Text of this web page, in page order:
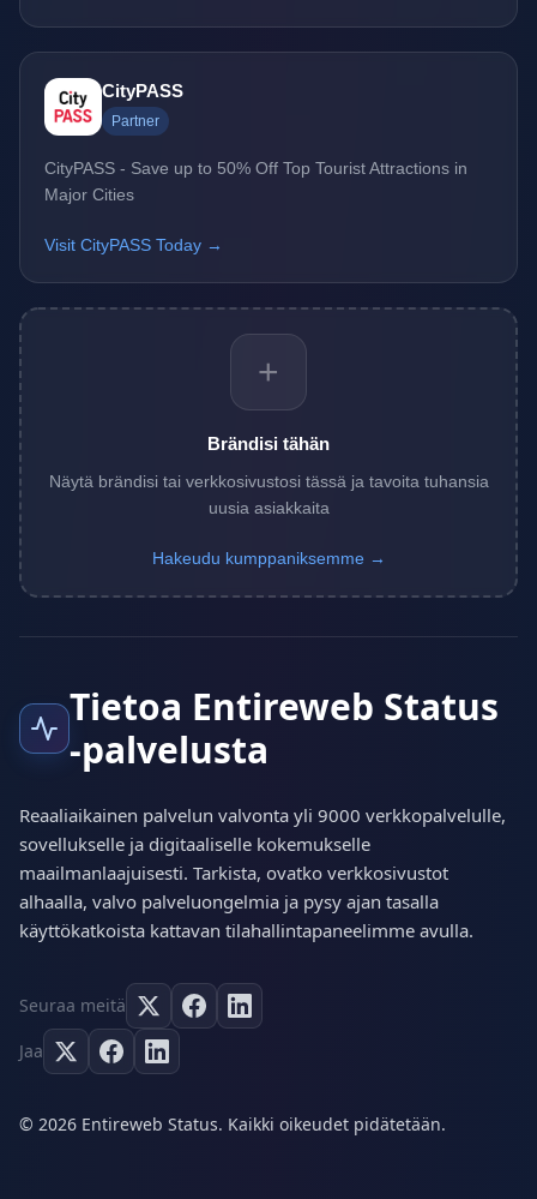
CityPASS
Partner
CityPASS - Save up to 50% Off Top Tourist Attractions in
Major Cities
Visit CityPASS Today →
+
Brändisi tähän
Näytä brändisi tai verkkosivustosi tässä ja tavoita tuhansia
uusia asiakkaita
Hakeudu kumppaniksemme →
Tietoa Entireweb Status
-palvelusta
Reaaliaikainen palvelun valvonta yli 9000 verkkopalvelulle,
sovellukselle ja digitaaliselle kokemukselle
maailmanlaajuisesti. Tarkista, ovatko verkkosivustot
alhaalla, valvo palveluongelmia ja pysy ajan tasalla
käyttökatkoista kattavan tilahallintapaneelimme avulla.
Seuraa meitä
Jaa
© 2026 Entireweb Status. Kaikki oikeudet pidätetään.